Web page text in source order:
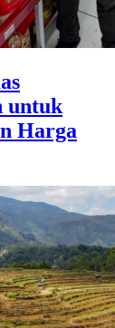
untuk
Harga